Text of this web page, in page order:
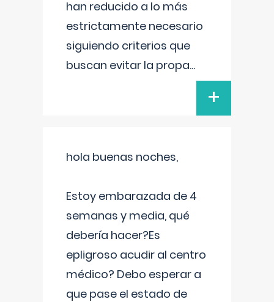
han reducido a lo más
estrictamente necesario
siguiendo criterios que
buscan evitar la propa...
+
hola buenas noches,
Estoy embarazada de 4
semanas y media, qué
debería hacer?Es
epligroso acudir al centro
médico? Debo esperar a
que pase el estado de